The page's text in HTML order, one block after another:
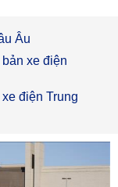
Âu
xe điện
điện Trung